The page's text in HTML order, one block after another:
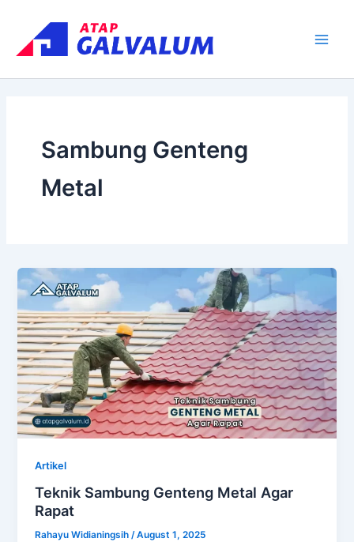
content
Sambung Genteng
Metal
Artikel
Teknik Sambung Genteng Metal Agar
Rapat
Rahayu Widianingsih/August 1, 2025